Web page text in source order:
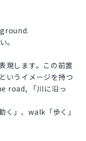
。
現します。この前置
いうイメージを持つ
road, 「川に沿っ
く」、walk「歩く」